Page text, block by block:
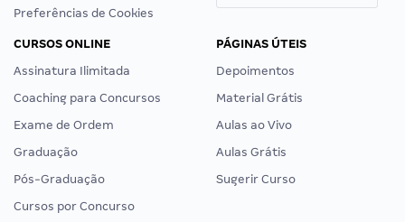
Preferências de Cookies
CURSOS ONLINE
Assinatura Ilimitada
Coaching para Concursos
Exame de Ordem
Graduação
Pós-Graduação
Cursos por Concurso
PÁGINAS ÚTEIS
Depoimentos
Material Grátis
Aulas ao Vivo
Aulas Grátis
Sugerir Curso